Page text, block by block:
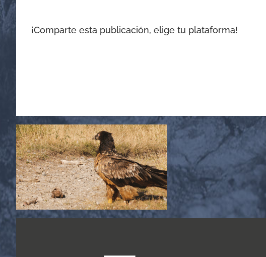
¡Comparte esta publicación, elige tu plataforma!